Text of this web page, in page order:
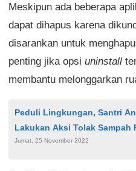
Meskipun ada beberapa
dapat dihapus karena
disarankan untuk
penting jika opsi uninstall
membantu melonggarkan
Peduli Lingkungan, Santri
Lakukan Aksi Tolak Sampah
Jumat, 25 November 2022